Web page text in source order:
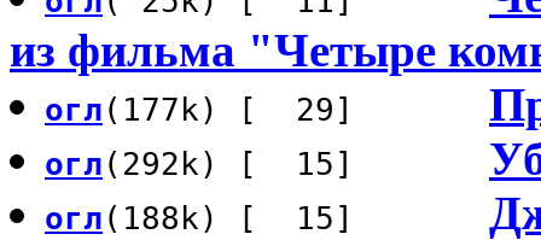
из фильма "Четыре
огл(177k) [ 29]
огл(292k) [ 15]
огл(188k) [ 15]